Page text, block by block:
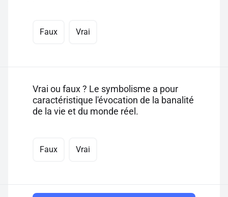
Faux Vrai
Vrai ou faux ? Le symbolisme a pour
caractéristique l'évocation de la banalité
de la vie et du monde réel.
Faux Vrai